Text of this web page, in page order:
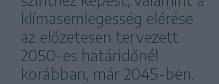
klímasemlegesség elérése
az előzetesen tervezett
2050-es határidőnél
korábban, már 2045-ben.